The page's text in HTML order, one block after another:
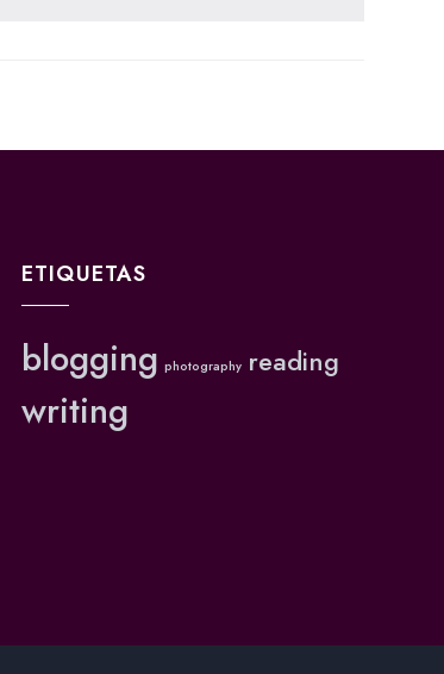
ETIQUETAS
blogging photography reading
writing